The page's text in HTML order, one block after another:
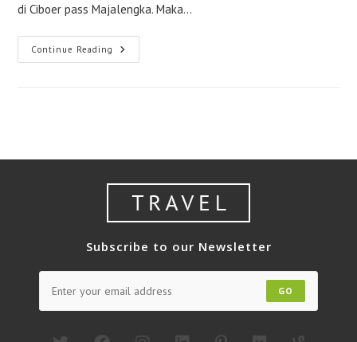
di Ciboer pass Majalengka. Maka…
Continue Reading Sewa
Villa
Subscribe to our Newsletter
GO